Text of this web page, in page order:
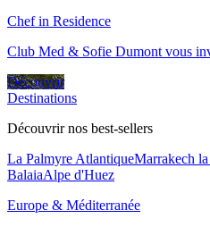
Chef in Residence
Club Med & Sofie Dumont vous
Découvrir
Destinations
Découvrir nos best-sellers
La Palmyre AtlantiqueMarrakech
BalaiaAlpe d'Huez
Europe & Méditerranée